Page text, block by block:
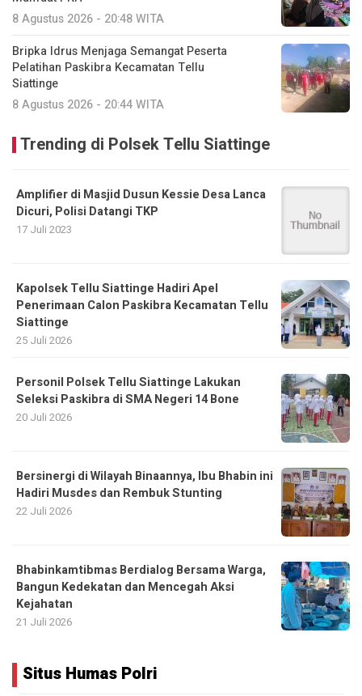
8 Agustus 2026 - 20:48 WITA
Bripka Idrus Menjaga Semangat Peserta
Pelatihan Paskibra Kecamatan Tellu
Siattinge
8 Agustus 2026 - 20:44 WITA
Trending di Polsek Tellu Siattinge
Amplifier di Masjid Dusun Kessie Desa Lanca
Dicuri, Polisi Datangi TKP
17 Juli 2023
Kapolsek Tellu Siattinge Hadiri Apel
Penerimaan Calon Paskibra Kecamatan Tellu
Siattinge
25 Juli 2026
Personil Polsek Tellu Siattinge Lakukan
Seleksi Paskibra di SMA Negeri 14 Bone
20 Juli 2026
Bersinergi di Wilayah Binaannya, Ibu Bhabin ini
Hadiri Musdes dan Rembuk Stunting
22 Juli 2026
Bhabinkamtibmas Berdialog Bersama Warga,
Bangun Kedekatan dan Mencegah Aksi
Kejahatan
21 Juli 2026
Situs Humas Polri